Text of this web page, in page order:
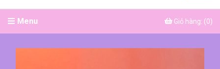
Menu Giỏ hàng: (0)